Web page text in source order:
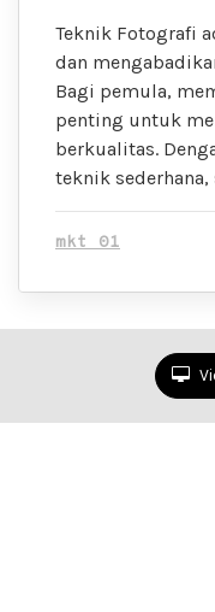
Teknik Fotografi
dan
Bagi pemula,
penting untuk
berkualitas.
teknik sederhana,
mkt 01